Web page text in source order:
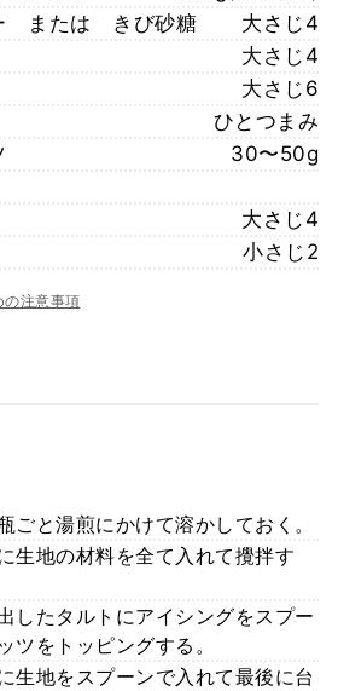
または きび砂糖
大さじ4
大さじ4
大さじ6
ひとつまみ
30〜50g
大さじ4
小さじ2
の注意事項
ごと湯煎にかけて溶かしておく。
生地の材料を全て入れて攪拌す
したタルトにアイシングをスプー
ツをトッピングする。
生地をスプーンで入れて最後に台